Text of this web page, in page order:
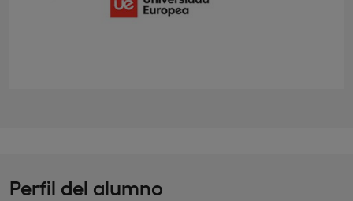
Perfil del alumno